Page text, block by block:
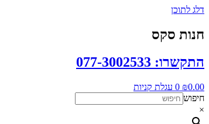
דלג לתוכן
חנות סקס
התקשרו: 077-3002533
₪0.00
0 עגלת קניות
חיפוש
×